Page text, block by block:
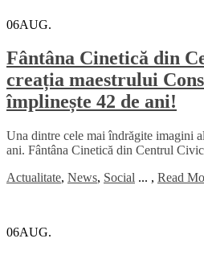
06AUG.
Fântâna Cinetică din
creația maestrului
împlinește 42 de ani!
Una dintre cele mai îndrăgite imagini
ani. Fântâna Cinetică din Centrul
Actualitate, News, Social ... , Read
06AUG.